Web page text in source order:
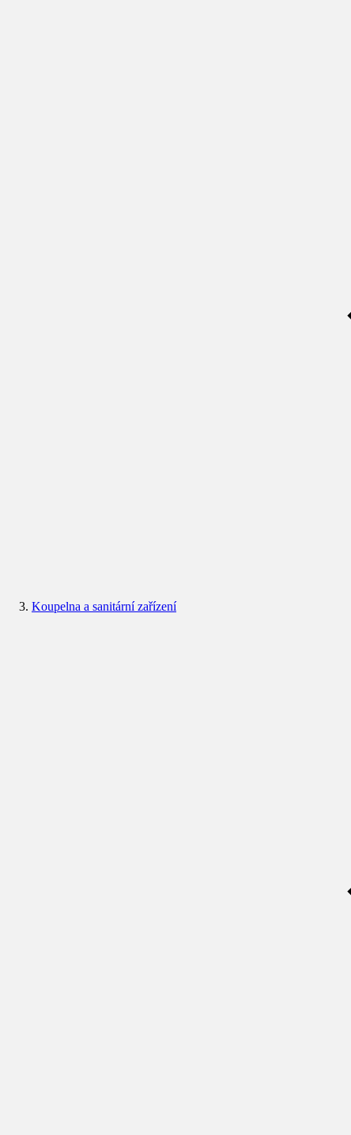
Koupelna a sanitární zařízení